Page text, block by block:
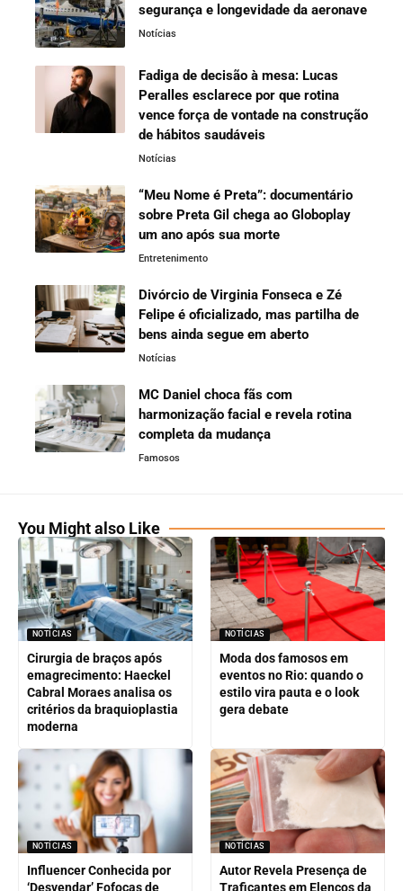
segurança e longevidade da aeronave
Notícias
Fadiga de decisão à mesa: Lucas
Peralles esclarece por que rotina
vence força de vontade na construção
de hábitos saudáveis
Notícias
“Meu Nome é Preta”: documentário
sobre Preta Gil chega ao Globoplay
um ano após sua morte
Entretenimento
Divórcio de Virginia Fonseca e Zé
Felipe é oficializado, mas partilha de
bens ainda segue em aberto
Notícias
MC Daniel choca fãs com
harmonização facial e revela rotina
completa da mudança
Famosos
You Might also Like
NOTÍCIAS
Cirurgia de braços após
emagrecimento: Haeckel
Cabral Moraes analisa os
critérios da braquioplastia
moderna
NOTÍCIAS
Moda dos famosos em
eventos no Rio: quando o
estilo vira pauta e o look
gera debate
NOTÍCIAS
Influencer Conhecida por
‘Desvendar’ Fofocas de
NOTÍCIAS
Autor Revela Presença de
Traficantes em Elencos da